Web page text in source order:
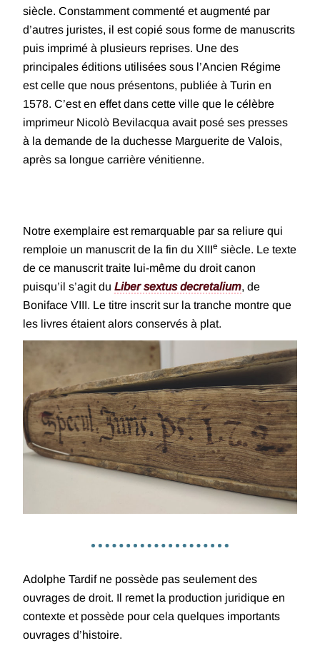
siècle. Constamment commenté et augmenté par
d’autres juristes, il est copié sous forme de manuscrits
puis imprimé à plusieurs reprises. Une des
principales éditions utilisées sous l’Ancien Régime
est celle que nous présentons, publiée à Turin en
1578. C’est en effet dans cette ville que le célèbre
imprimeur Nicolò Bevilacqua avait posé ses presses
à la demande de la duchesse Marguerite de Valois,
après sa longue carrière vénitienne.
Notre exemplaire est remarquable par sa reliure qui
remploie un manuscrit de la fin du XIIIe siècle. Le texte
de ce manuscrit traite lui-même du droit canon
puisqu’il s’agit du Liber sextus decretalium, de
Boniface VIII. Le titre inscrit sur la tranche montre que
les livres étaient alors conservés à plat.
Adolphe Tardif ne possède pas seulement des
ouvrages de droit. Il remet la production juridique en
contexte et possède pour cela quelques importants
ouvrages d’histoire.